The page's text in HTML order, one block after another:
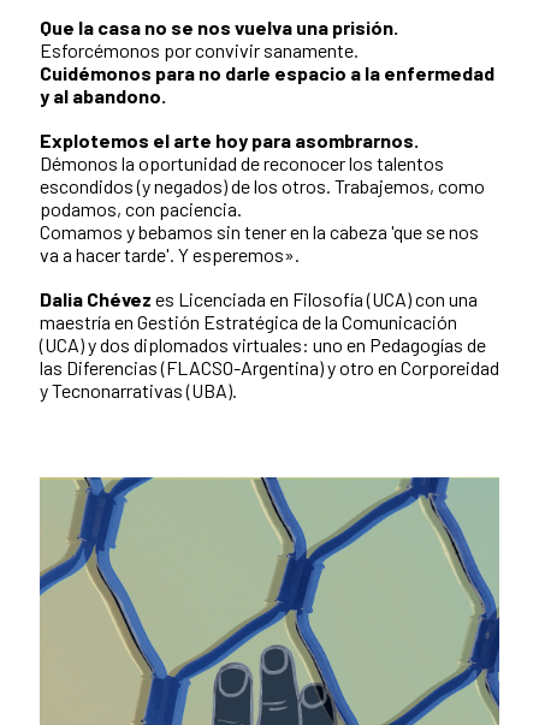
Que la casa no se nos vuelva una prisión.
Esforcémonos por convivir sanamente.
Cuidémonos para no darle espacio a la enfermedad
y al abandono.
Explotemos el arte hoy para asombrarnos.
Démonos la oportunidad de reconocer los talentos
escondidos (y negados) de los otros. Trabajemos, como
podamos, con paciencia.
Comamos y bebamos sin tener en la cabeza 'que se nos
va a hacer tarde'. Y esperemos».
Dalia Chévez es Licenciada en Filosofía (UCA) con una
maestría en Gestión Estratégica de la Comunicación
(UCA) y dos diplomados virtuales: uno en Pedagogías de
las Diferencias (FLACSO-Argentina) y otro en Corporeidad
y Tecnonarrativas (UBA).